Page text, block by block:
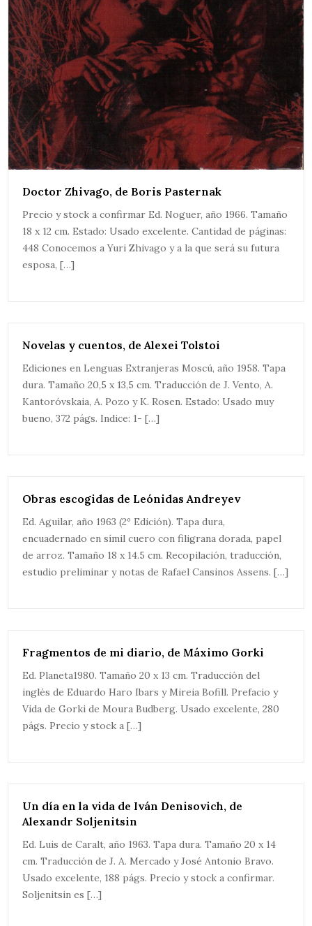
Doctor Zhivago, de Boris Pasternak
Precio y stock a confirmar Ed. Noguer, año 1966. Tamaño
18 x 12 cm. Estado: Usado excelente. Cantidad de páginas:
448 Conocemos a Yuri Zhivago y a la que será su futura
esposa, […]
Novelas y cuentos, de Alexei Tolstoi
Ediciones en Lenguas Extranjeras Moscú, año 1958. Tapa
dura. Tamaño 20,5 x 13,5 cm. Traducción de J. Vento, A.
Kantoróvskaia, A. Pozo y K. Rosen. Estado: Usado muy
bueno, 372 págs. Indice: 1- […]
Obras escogidas de Leónidas Andreyev
Ed. Aguilar, año 1963 (2º Edición). Tapa dura,
encuadernado en símil cuero con filigrana dorada, papel
de arroz. Tamaño 18 x 14.5 cm. Recopilación, traducción,
estudio preliminar y notas de Rafael Cansinos Assens. […]
Fragmentos de mi diario, de Máximo Gorki
Ed. Planeta1980. Tamaño 20 x 13 cm. Traducción del
inglés de Eduardo Haro Ibars y Mireia Bofill. Prefacio y
Vida de Gorki de Moura Budberg. Usado excelente, 280
págs. Precio y stock a […]
Un día en la vida de Iván Denisovich, de
Alexandr Soljenitsin
Ed. Luis de Caralt, año 1963. Tapa dura. Tamaño 20 x 14
cm. Traducción de J. A. Mercado y José Antonio Bravo.
Usado excelente, 188 págs. Precio y stock a confirmar.
Soljenitsin es […]